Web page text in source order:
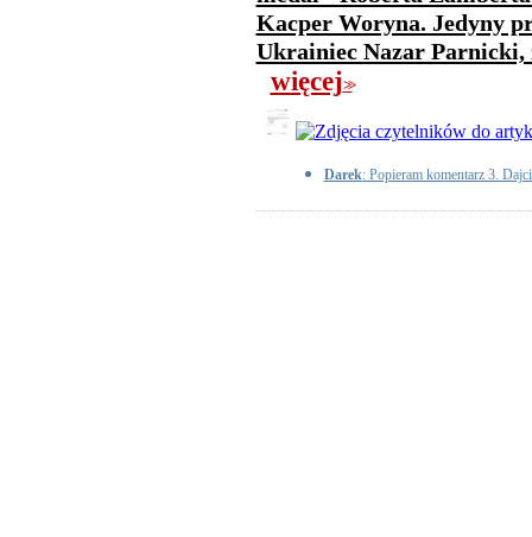
Kacper Woryna. Jedyny
Ukrainiec Nazar Parnicki,
więcej>>
Darek: Popieram komentarz 3.